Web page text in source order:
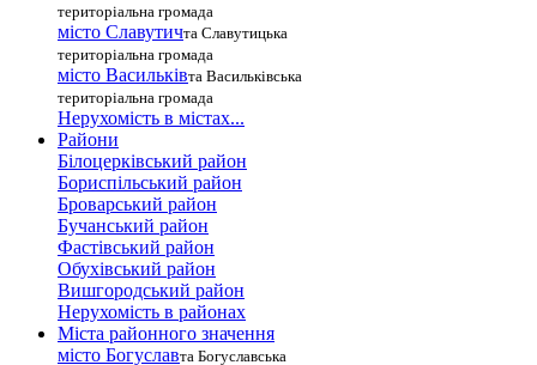
територіальна громада
місто Славутичта Славутицька
територіальна громада
місто Василькiвта Васильківська
територіальна громада
Нерухомість в містах...
Райони
Білоцерківський район
Бориспільський район
Броварський район
Бучанський район
Фастівський район
Обухівський район
Вишгородський район
Нерухомість в районах
Міста районного значення
місто Богуславта Богуславська